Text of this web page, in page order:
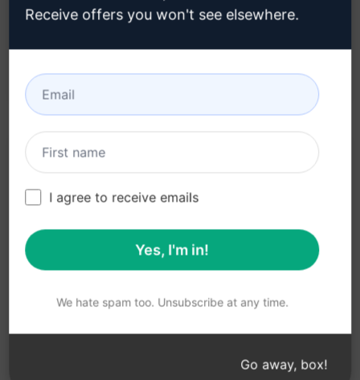
Genera tráfico: Atrae a más visitantes al sitio
Prueba en Claude
Estadísticas Prompt
Receive offers you won't see elsewhere.
I agree to receive emails
Yes, I'm in!
We hate spam too. Unsubscribe at any time.
Go away, box!